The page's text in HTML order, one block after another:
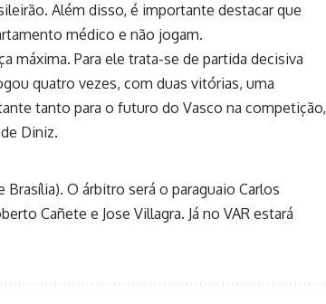
Além disso, é importante destacar que
médico e não jogam.
máxima. Para ele trata-se de partida decisiva
quatro vezes, com duas vitórias, uma
tanto para o futuro do Vasco na competição,
Diniz.
Brasília). O árbitro será o paraguaio Carlos
Cañete e Jose Villagra. Já no VAR estará